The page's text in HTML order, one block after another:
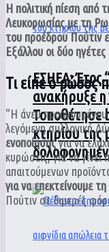
ΕΣΗΕΑ: Έτος
ανακήρυξε
Τοποθέτησε
κτηρίου της
Η πολιτική πίεση από
Λευκορωσίας με τη
του προέδρου Πούτιν
Εξάλλου οι δύο
Τι είπε ο ρώσος
“Η άνευ προηγουμένου
λεγόμενη συλλογική
ενοποίησηςγια να
κυρώσεις, για να
απαιτούμενων
για να επεκτείνουμε
Πούτιν σε διμερές